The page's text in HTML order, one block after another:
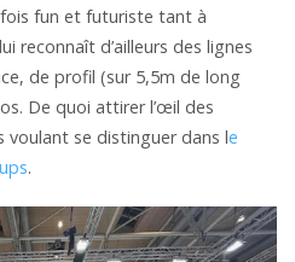
fun et futuriste tant à
reconnaît d’ailleurs des lignes
de profil (sur 5,5m de long
De quoi attirer l’œil des
voulant se distinguer dans le
.